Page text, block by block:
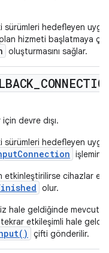
sürümleri hedefleyen
hizmeti başlatmaya
oluşturmasını sağlar.
devre dışı.
sürümleri hedefleyen
işlemini
etkinleştirilirse cihazlar
olur.
hale geldiğinde mevcut
tekrar etkileşimli hale
çifti gönderilir.